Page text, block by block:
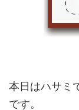
本日はハサミ
です。